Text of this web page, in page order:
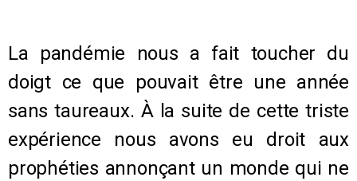
La pandémie nous a fait toucher du
doigt ce que pouvait être une année
sans taureaux. À la suite de cette triste
expérience nous avons eu droit aux
prophéties annonçant un monde qui ne